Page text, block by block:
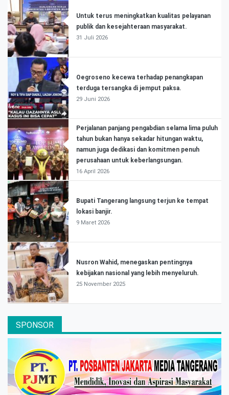
Untuk terus meningkatkan kualitas pelayanan
publik dan kesejahteraan masyarakat.
31 Juli 2026
Oegroseno kecewa terhadap penangkapan
terduga tersangka di jemput paksa.
29 Juni 2026
Perjalanan panjang pengabdian selama lima puluh
tahun bukan hanya sekadar hitungan waktu,
namun juga dedikasi dan komitmen penuh
perusahaan untuk keberlangsungan.
16 April 2026
Bupati Tangerang langsung terjun ke tempat
lokasi banjir.
9 Maret 2026
Nusron Wahid, menegaskan pentingnya
kebijakan nasional yang lebih menyeluruh.
25 November 2025
SPONSOR